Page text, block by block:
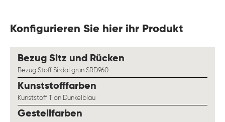
Konfigurieren Sie hier ihr Produkt
Bezug Sitz und Rücken
Bezug Stoff Sirdal grün SRD960
Kunststofffarben
Kunststoff Tion Dunkelblau
Gestellfarben